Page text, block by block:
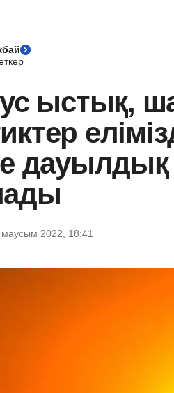
ыстық,
дауылдық
маусым 2022, 18:41